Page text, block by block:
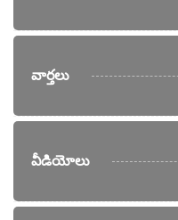
వార్తలు
వీడియోలు